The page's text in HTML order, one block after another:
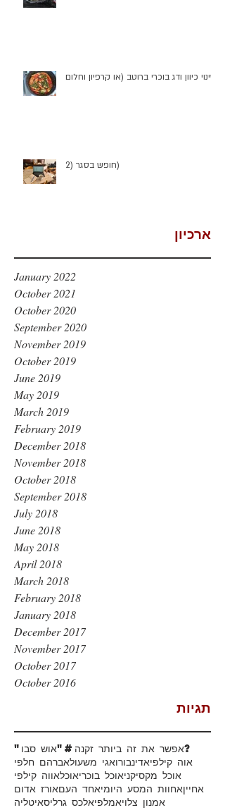
ארכיון
תגיות
חופש בסגר (2)
January 2022
October 2021
October 2020
September 2020
November 2019
October 2019
June 2019
May 2019
March 2019
February 2019
December 2018
November 2018
October 2018
September 2018
July 2018
June 2018
May 2018
April 2018
March 2018
February 2018
January 2018
December 2017
November 2017
October 2017
October 2016
"אוש סבו"
#אפשר את זה ביותר זקנה?
אברהם חלפיאגי משעולאדינבורואוה קילפי
אווה קילפיאוכלאוכל בוכריאוכל מקסיקני
אורז אדוםאחד העםאחוות המסע היומיאחיין
איטליהאלכס גרליסאמלפיאמנון צלוי